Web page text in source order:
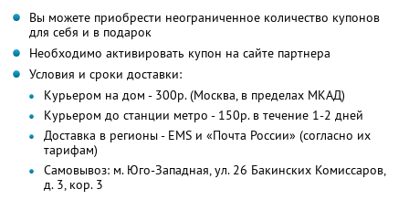
Вы можете приобрести неограниченное количество купонов
для себя и в подарок
Необходимо активировать купон на сайте партнера
Условия и сроки доставки:
Курьером на дом - 300р. (Москва, в пределах МКАД)
Курьером до станции метро - 150р. в течение 1-2 дней
Доставка в регионы - EMS и «Почта России» (согласно их
тарифам)
Самовывоз: м. Юго-Западная, ул. 26 Бакинских Комиссаров,
д. 3, кор. 3